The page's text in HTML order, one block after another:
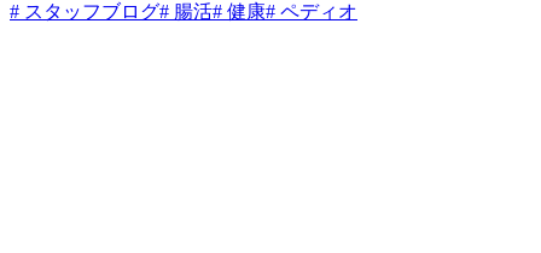
# スタッフブログ# 腸活# 健康# ペディオ